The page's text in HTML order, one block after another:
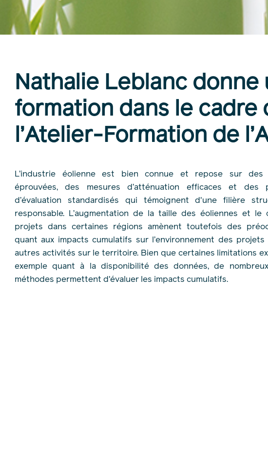
Nathalie Leblanc donne
formation dans le cadre
l’Atelier-Formation de
L’industrie éolienne est bien connue et repose sur des
éprouvées, des mesures d’atténuation efficaces et des
d’évaluation standardisés qui témoignent d'une filière
responsable. L’augmentation de la taille des éoliennes et le
projets dans certaines régions amènent toutefois des
quant aux impacts cumulatifs sur l’environnement des
autres activités sur le territoire. Bien que certaines limitations
exemple quant à la disponibilité des données, de
méthodes permettent d'évaluer les impacts cumulatifs.